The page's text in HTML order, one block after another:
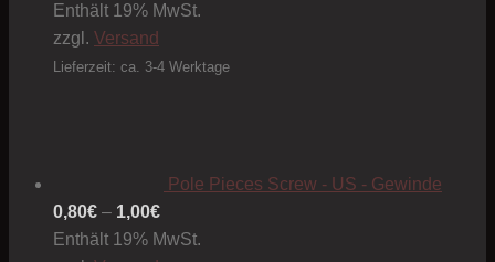
Enthält 19% MwSt.
zzgl. Versand
Lieferzeit: ca. 3-4 Werktage
Pole Pieces Screw - US - Gewinde
0,80€ – 1,00€Preisspanne:
0,80€
Enthält 19% MwSt.